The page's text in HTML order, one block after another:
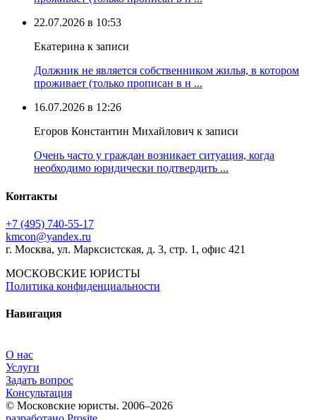
22.07.2026 в 10:53
Екатерина к записи
Должник не является собственником жилья, в котором
проживает (только прописан в н ...
16.07.2026 в 12:26
Егоров Константин Михайлович к записи
Очень часто у граждан возникает ситуация, когда
необходимо юридически подтвердить ...
Контакты
+7 (495) 740‑55‑17
kmcon@yandex.ru
г. Москва, ул. Марксистская, д. 3, стр. 1, офис 421
МОСКОВСКИЕ ЮРИСТЫ
Политика конфиденциальности
Навигация
О нас
Услуги
Задать вопрос
Консультация
© Московские юристы. 2006–2026